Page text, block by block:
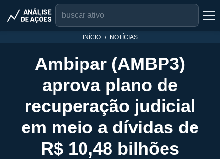
INÍCIO NOTÍCIAS
Ambipar (AMBP3)
aprova plano de
recuperação judicial
em meio a dívidas de
R$ 10,48 bilhões